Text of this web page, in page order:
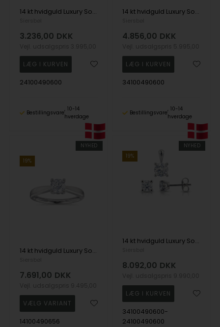
14 kt hvidguld Luxury Solitaire vedhæng med i alt 0,50 ct Labgrown diamant Top Wesselston VS2
3.236,00 DKK
24100490600
Bestillingsvare
10-14
hverdage
14 kt hvidguld Luxury Solitaire ørestikkere med i alt 0,50 ct Labgrown diamant Top Wesselston VS2
4.856,00 DKK
34100490600
Bestillingsvare
10-14
hverdage
NYHED
19%
14 kt hvidguld Luxury Solitaire ring med i alt 0,50 ct Labgrown diamant Top Wesselston VS2
7.691,00 DKK
14100490656
NYHED
19%
14 kt hvidguld Luxury Solitaire smykkesæt med i alt 1,00 ct Labgrown diamant Top Wesselston VS2
8.092,00 DKK
34100490600-
24100490600